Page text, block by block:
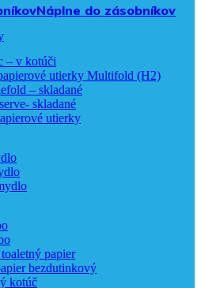
Náplne do zásobníkov
– v kotúči
utierky Multifold (H2)
– skladané
skladané
utierky
papier
bezdutinkový
kotúč